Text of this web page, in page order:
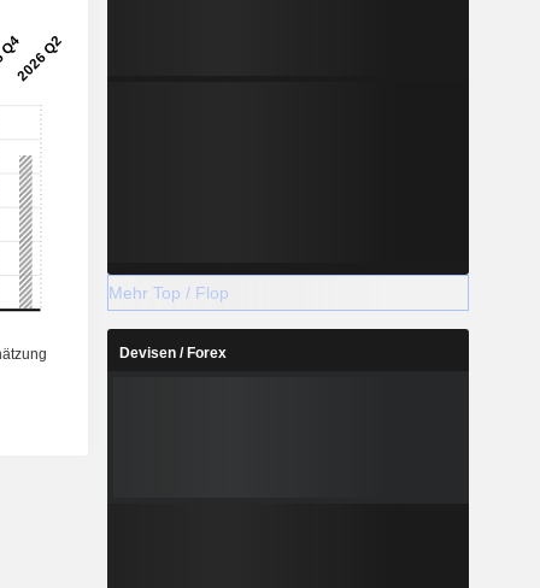
Mehr Top / Flop
Devisen / Forex